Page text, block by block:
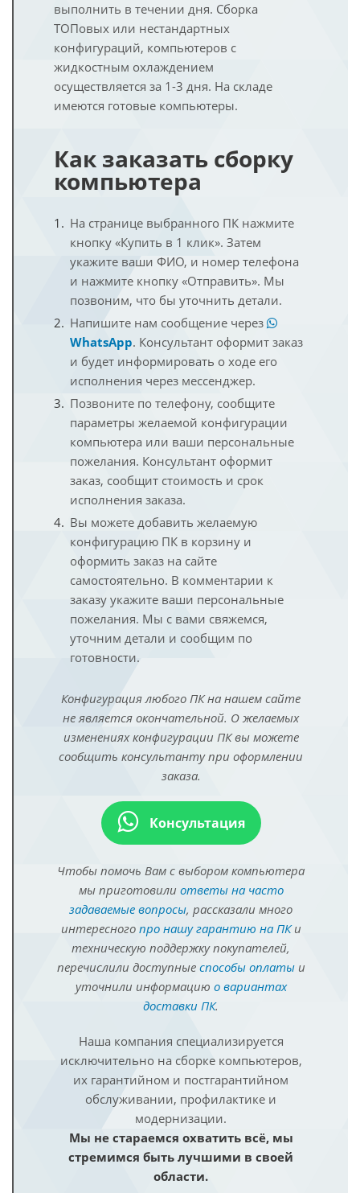
выполнить в течении дня. Сборка
ТОПовых или нестандартных
конфигураций, компьютеров с
жидкостным охлаждением
осуществляется за 1-3 дня. На складе
имеются готовые компьютеры.
Как заказать сборку
компьютера
На странице выбранного ПК нажмите
кнопку «Купить в 1 клик». Затем
укажите ваши ФИО, и номер телефона
и нажмите кнопку «Отправить». Мы
позвоним, что бы уточнить детали.
Напишите нам сообщение через
WhatsApp. Консультант оформит заказ
и будет информировать о ходе его
исполнения через мессенджер.
Позвоните по телефону, сообщите
параметры желаемой конфигурации
компьютера или ваши персональные
пожелания. Консультант оформит
заказ, сообщит стоимость и срок
исполнения заказа.
Вы можете добавить желаемую
конфигурацию ПК в корзину и
оформить заказ на сайте
самостоятельно. В комментарии к
заказу укажите ваши персональные
пожелания. Мы с вами свяжемся,
уточним детали и сообщим по
готовности.
Конфигурация любого ПК на нашем сайте
не является окончательной. О желаемых
изменениях конфигурации ПК вы можете
сообщить консультанту при оформлении
заказа.
Консультация
Чтобы помочь Вам с выбором компьютера
мы приготовили ответы на часто
задаваемые вопросы, рассказали много
интересного про нашу гарантию на ПКи
техническую поддержку покупателей,
перечислили доступные способы оплатыи
уточнили информацию о вариантах
доставки ПК.
Наша компания специализируется
исключительно на сборке компьютеров,
их гарантийном и постгарантийном
обслуживании, профилактике и
модернизации.
Мы не стараемся охватить всё, мы
стремимся быть лучшими в своей
области.